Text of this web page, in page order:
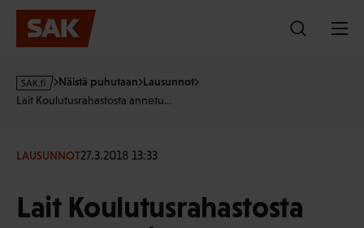
Hyppää
sisältöön
s
a
f
Näistä puhutaan Lausunnot
Lait Koulutusrahastosta annetu…
LAUSUNNOT27.3.2018 13:33
Lait Koulutusrahastosta